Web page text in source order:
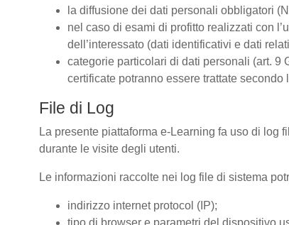
la diffusione dei dati personali obbligatori
nel caso di esami di profitto realizzati con
dell’interessato (dati identificativi e dati
categorie particolari di dati personali (art. 9
certificate potranno essere trattate secondo
File di Log
La presente piattaforma e-Learning fa uso di
durante le visite degli utenti.
Le informazioni raccolte nei log file di sistema
indirizzo internet protocol (IP);
tipo di browser e parametri del dispositivo